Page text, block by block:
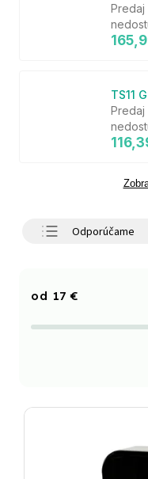
Predaj
TS11
Predaj
Odporúčame
Abecedne
17 €